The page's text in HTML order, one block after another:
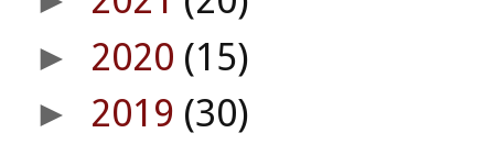
► 2020 (15)
► 2019 (30)